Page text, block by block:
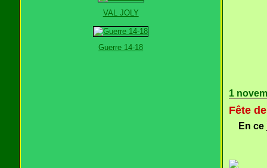
VAL JOLY
Guerre 14-18
1
Fête
En